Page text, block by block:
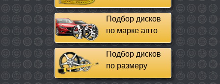
Подбор дисков
по марке авто
Подбор дисков
по размеру